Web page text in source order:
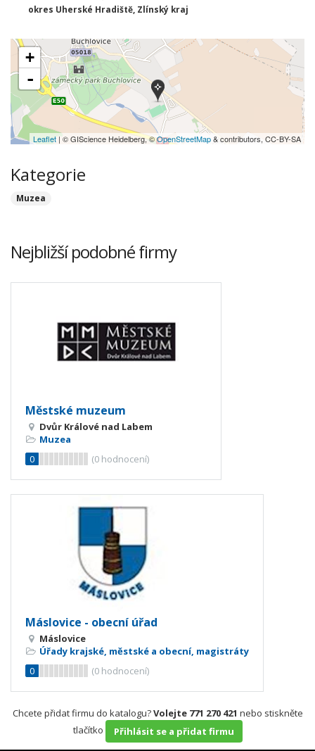
okres Uherské Hradiště, Zlínský kraj
+
-
Leaflet | © GIScience Heidelberg, ©OpenStreetMap& contributors, CC-BY-SA
Kategorie
Muzea
Nejbližší podobné firmy
Městské muzeum
Dvůr Králové nad Labem
Muzea
0
(0 hodnocení)
Máslovice - obecní úřad
Máslovice
Úřady krajské, městské a obecní, magistráty
0
(0 hodnocení)
Chcete přidat firmu do katalogu?Volejte 771 270 421 nebo stiskněte
tlačítko
Přihlásit se a přidat firmu